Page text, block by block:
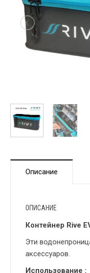
Описание
ОПИСАНИЕ
Контейнер Rive
Эти
аксессуаров.
Использование :